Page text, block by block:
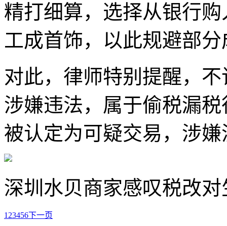
精打细算，选择从银行
工成首饰，以此规避部分
对此，律师特别提醒，
涉嫌违法，属于偷税漏
被认定为可疑交易，涉
深圳水贝商家感叹税改
1 23456下一页